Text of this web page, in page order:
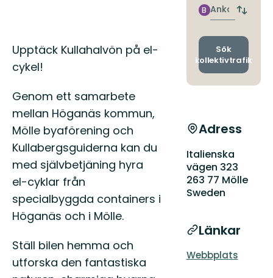
Beskrivning
Upptäck Kullahalvön på el-
cykel!
Genom ett samarbete
mellan Höganäs kommun,
Mölle byaförening och
Kullabergsguiderna kan du
med självbetjäning hyra
el-cyklar från
specialbyggda containers i
Höganäs och i Mölle.
Ställ bilen hemma och
utforska den fantastiska
Ankomst
B
Byt
och
Sök
kollektivtrafik
Adress
Italienska
vägen 323
263 77 Mölle
Sweden
Länkar
Webbplats